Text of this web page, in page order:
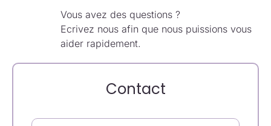
Lingettes
Vous avez des questions ?
Ecrivez nous afin que nous puissions vous
aider rapidement.
Contact